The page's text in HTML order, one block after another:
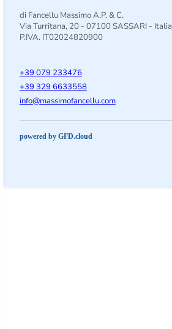
di Fancellu Massimo A.P. & C.
Via Turritana, 20 - 07100 SASSARI - Italia
P.IVA. IT02024820900
+39 079 233476
+39 329 6633558
moc.ullecnafomissam
@ofni
powered by GFD.cloud